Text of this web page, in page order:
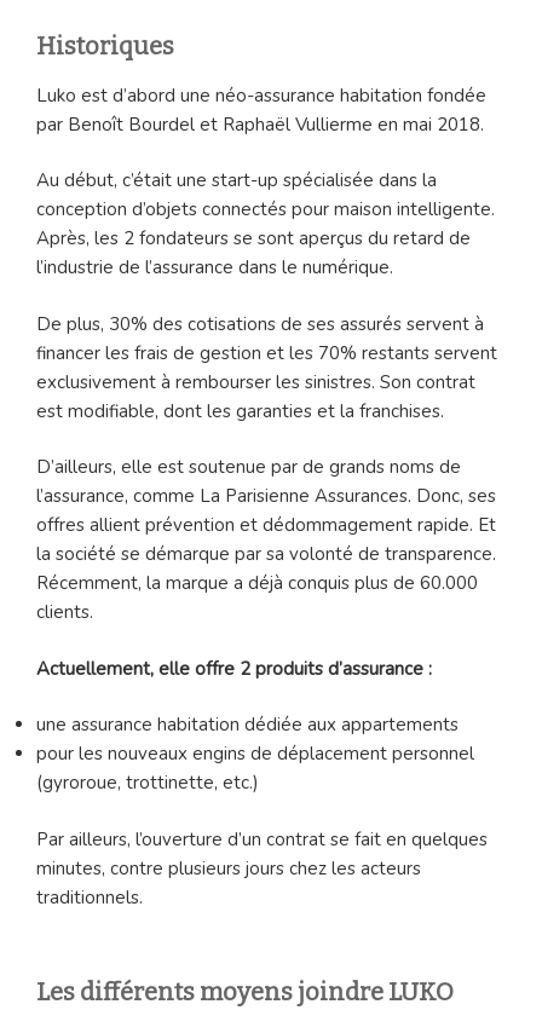
Historiques
Luko est d’abord une néo-assurance habitation fondée
par Benoît Bourdel et Raphaël Vullierme en mai 2018.
Au début, c’était une start-up spécialisée dans la
conception d’objets connectés pour maison intelligente.
Après, les 2 fondateurs se sont aperçus du retard de
l’industrie de l’assurance dans le numérique.
De plus, 30% des cotisations de ses assurés servent à
financer les frais de gestion et les 70% restants servent
exclusivement à rembourser les sinistres. Son contrat
est modifiable, dont les garanties et la franchises.
D’ailleurs, elle est soutenue par de grands noms de
l’assurance, comme La Parisienne Assurances. Donc, ses
offres allient prévention et dédommagement rapide. Et
la société se démarque par sa volonté de transparence.
Récemment, la marque a déjà conquis plus de 60.000
clients.
Actuellement, elle offre 2 produits d’assurance :
une assurance habitation dédiée aux appartements
pour les nouveaux engins de déplacement personnel
(gyroroue, trottinette, etc.)
Par ailleurs, l’ouverture d’un contrat se fait en quelques
minutes, contre plusieurs jours chez les acteurs
traditionnels.
Les différents moyens joindre LUKO